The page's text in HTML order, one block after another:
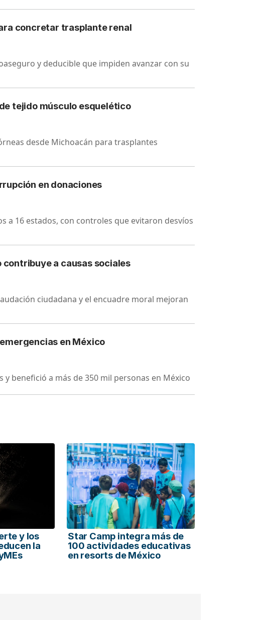
concretar trasplante renal
y deducible que impiden avanzar con su
tejido músculo esquelético
desde Michoacán para trasplantes
en donaciones
a 16 estados, con controles que evitaron desvíos
contribuye a causas sociales
ciudadana y el encuadre moral mejoran
en México
benefició a más de 350 mil personas en México
y los
la
Star Camp integra más de
100 actividades educativas
en resorts de México